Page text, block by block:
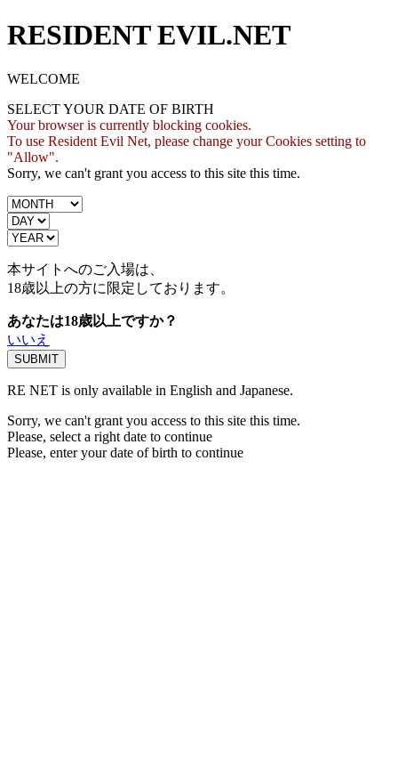
RESIDENT EVIL.NET
WELCOME
SELECT YOUR DATE OF BIRTH
Your browser is currently blocking cookies.
To use Resident Evil Net, please change your Cookies setting to
"Allow".
Sorry, we can't grant you access to this site this time.
本サイトへのご入場は、
18歳以上の方に限定しております。
あなたは18歳以上ですか？
いいえ
RE NET is only available in English and Japanese.
Sorry, we can't grant you access to this site this time.
Please, select a right date to continue
Please, enter your date of birth to continue